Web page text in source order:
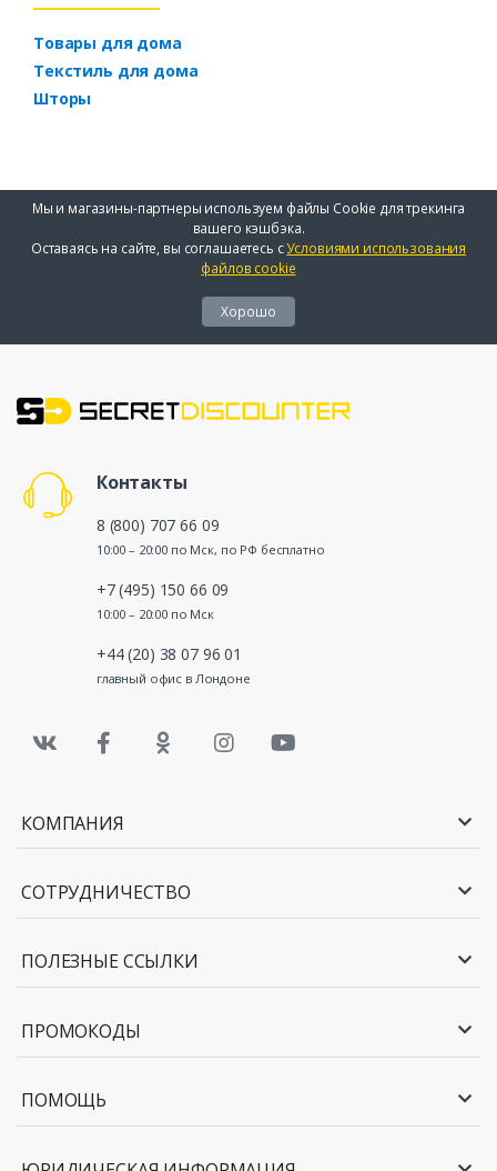
Товары для дома
Текстиль для дома
Шторы
Мы и магазины-партнеры используем файлы Cookie для трекинга
вашего кэшбэка.
Оставаясь на сайте, вы соглашаетесь сУсловиями использования
файлов cookie
Хорошо
Контакты
8 (800) 707 66 09
10:00 – 20:00 по Мск, по РФ бесплатно
+7 (495) 150 66 09
10:00 – 20:00 по Мск
+44 (20) 38 07 96 01
главный офис в Лондоне
КОМПАНИЯ
СОТРУДНИЧЕСТВО
ПОЛЕЗНЫЕ ССЫЛКИ
ПРОМОКОДЫ
ПОМОЩЬ